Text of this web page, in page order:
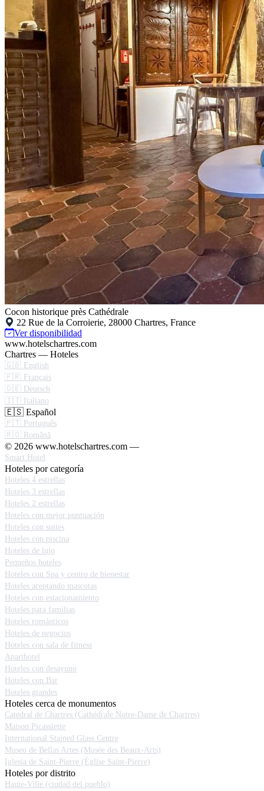
Cocon historique près Cathédrale
22 Rue de la Corroierie, 28000 Chartres, France
Ver disponibilidad
www.hotelschartres.com
Chartres — Hoteles
🇬🇧 English
🇫🇷 Français
🇩🇪 Deutsch
🇮🇹 Italiano
🇪🇸 Español
🇵🇹 Português
🇷🇴 Română
© 2026 www.hotelschartres.com —
Smart Hotel
Hoteles por categoría
Hoteles 4 estrellas
Hoteles 3 estrellas
Hoteles 2 estrellas
Hoteles con mejor puntuación
Hoteles con suites
Hoteles con piscina
Hoteles de lujo
Pequeños hoteles
Hoteles con Spa y centro de bienestar
Hoteles aceptando mascotas
Hoteles con estacionamiento
Hoteles para familias
Hoteles románticos
Hoteles de negocios
Hoteles con sala de fitness
Aparthotel
Hoteles con desayuno
Hoteles con Bar
Hoteles grandes
Hoteles cerca de monumentos
Catedral de Chartres (Cathédrale Notre-Dame de Chartres)
Maison Picassiette
International Stained Glass Centre
Museo de Bellas Artes (Musée des Beaux-Arts)
Iglesia de Saint-Pierre (Église Saint-Pierre)
Hoteles por distrito
Haute-Ville (ciudad del pueblo)